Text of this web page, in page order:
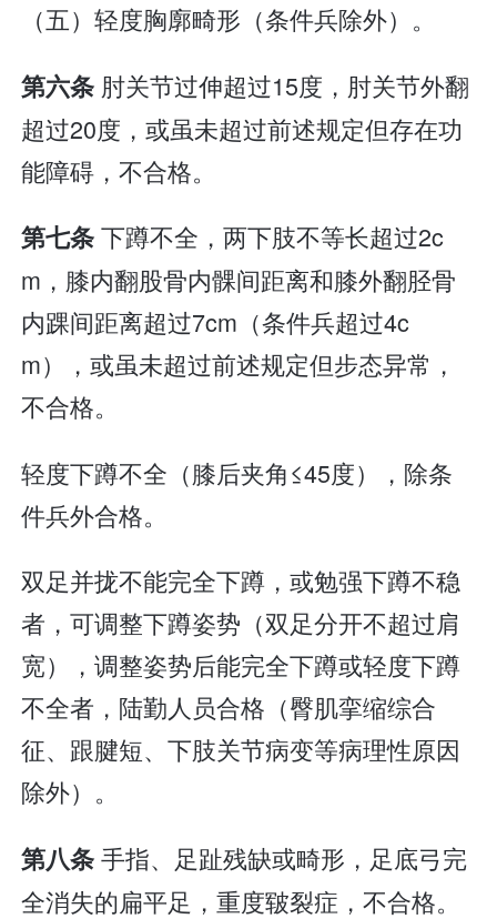
（五）轻度胸廓畸形（条件兵除外）。
第六条 肘关节过伸超过15度，肘关节外翻
超过20度，或虽未超过前述规定但存在功
能障碍，不合格。
第七条下蹲不全，两下肢不等长超过2c
m，膝内翻股骨内髁间距离和膝外翻胫骨
内踝间距离超过7cm（条件兵超过4c
m），或虽未超过前述规定但步态异常，
不合格。
轻度下蹲不全（膝后夹角≤45度），除条
件兵外合格。
双足并拢不能完全下蹲，或勉强下蹲不稳
者，可调整下蹲姿势（双足分开不超过肩
宽），调整姿势后能完全下蹲或轻度下蹲
不全者，陆勤人员合格（臀肌挛缩综合
征、跟腱短、下肢关节病变等病理性原因
除外）。
第八条手指、足趾残缺或畸形，足底弓完
全消失的扁平足，重度皲裂症，不合格。